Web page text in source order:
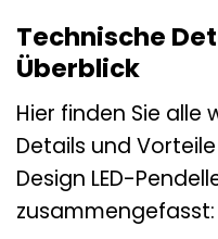
Technische
Überblick
Hier finden Sie
Details und
Design LED-
zusammengefasst: